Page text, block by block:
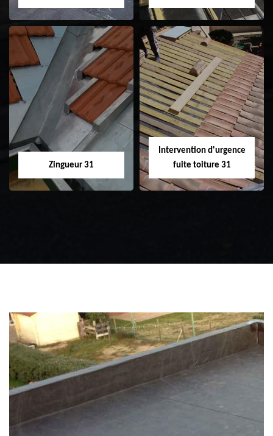
Etanchéité toiture
31
Réparation de
toiture 31
Zingueur 31
Intervention d'urgence
fuite toiture 31